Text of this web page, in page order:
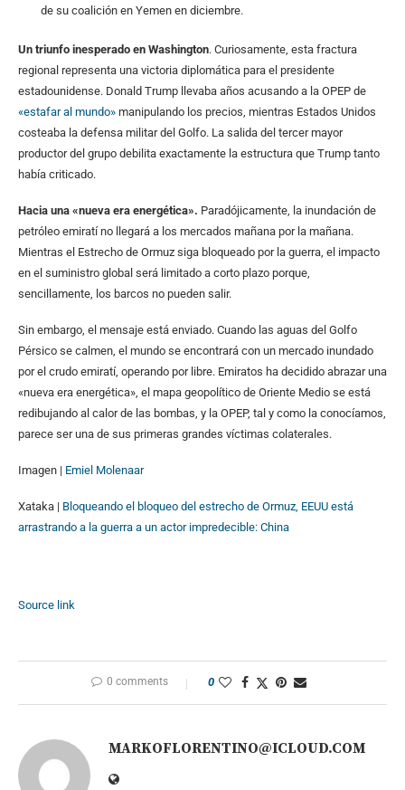
de su coalición en Yemen en diciembre.
Un triunfo inesperado en Washington. Curiosamente, esta fractura
regional representa una victoria diplomática para el presidente
estadounidense. Donald Trump llevaba años acusando a la OPEP de
«estafar al mundo» manipulando los precios, mientras Estados Unidos
costeaba la defensa militar del Golfo. La salida del tercer mayor
productor del grupo debilita exactamente la estructura que Trump tanto
había criticado.
Hacia una «nueva era energética». Paradójicamente, la inundación de
petróleo emiratí no llegará a los mercados mañana por la mañana.
Mientras el Estrecho de Ormuz siga bloqueado por la guerra, el impacto
en el suministro global será limitado a corto plazo porque,
sencillamente, los barcos no pueden salir.
Sin embargo, el mensaje está enviado. Cuando las aguas del Golfo
Pérsico se calmen, el mundo se encontrará con un mercado inundado
por el crudo emiratí, operando por libre. Emiratos ha decidido abrazar una
«nueva era energética», el mapa geopolítico de Oriente Medio se está
redibujando al calor de las bombas, y la OPEP, tal y como la conocíamos,
parece ser una de sus primeras grandes víctimas colaterales.
Imagen | Emiel Molenaar
Xataka | Bloqueando el bloqueo del estrecho de Ormuz, EEUU está
arrastrando a la guerra a un actor impredecible: China
Source link
0 comments 0
MARKOFLORENTINO@ICLOUD.COM